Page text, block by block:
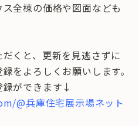
全棟の価格や図面なども
くと、更新を見逃さずに
をよろしくお願いします。
ができます↓
@兵庫住宅展示場ネット